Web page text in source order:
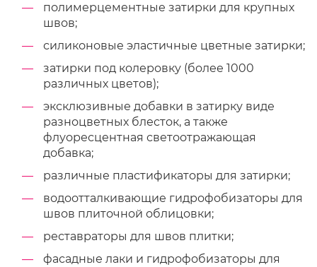
полимерцементные затирки для крупных
швов;
силиконовые эластичные цветные затирки;
затирки под колеровку (более 1000
различных цветов);
эксклюзивные добавки в затирку виде
разноцветных блесток, а также
флуоресцентная светоотражающая
добавка;
различные пластификаторы для затирки;
водоотталкивающие гидрофобизаторы для
швов плиточной облицовки;
реставраторы для швов плитки;
фасадные лаки и гидрофобизаторы для